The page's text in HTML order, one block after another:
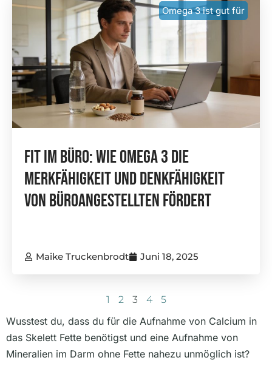
Omega 3 ist gut für
Fit Im Büro: Wie Omega 3 Die
Merkfähigkeit Und Denkfähigkeit
Von Büroangestellten Fördert
Maike Truckenbrodt Juni 18, 2025
1 2 3 4 5
Wusstest du, dass du für die Aufnahme von Calcium in
das Skelett Fette benötigst und eine Aufnahme von
Mineralien im Darm ohne Fette nahezu unmöglich ist?